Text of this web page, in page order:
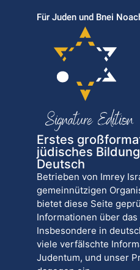
Für Juden und Bnei
Erstes
jüdisches
Deutsch
Betrieben von Imrey
gemeinnützigen
bietet diese Seite
Informationen über
Insbesondere in
viele verfälschte
Judentum, und unser